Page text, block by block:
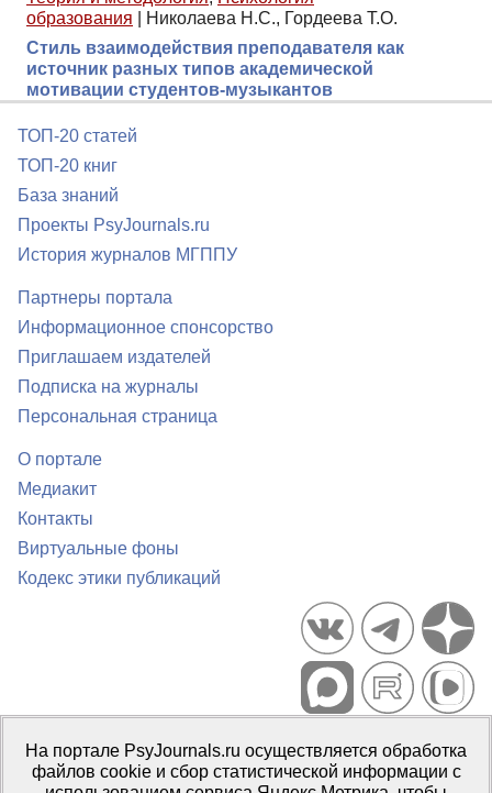
образования
Николаева Н.С., Гордеева Т.О.
Стиль взаимодействия преподавателя как
источник разных типов академической
мотивации студентов-музыкантов
ТОП-20 статей
ТОП-20 книг
База знаний
Проекты PsyJournals.ru
История журналов МГППУ
Партнеры портала
Информационное спонсорство
Приглашаем издателей
Подписка на журналы
Персональная страница
О портале
Медиакит
Контакты
Виртуальные фоны
Кодекс этики публикаций
Портал психологических изданий PsyJournals.ru, 2007–2026
Правила использования материалов
На портале PsyJournals.ru осуществляется обработка
файлов cookie и сбор статистической информации с